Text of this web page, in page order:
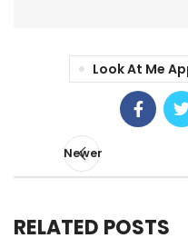
Look At Me
Newer
RELATED POSTS